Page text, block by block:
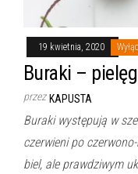
19 kwietnia, 2020
Buraki –
przez KAPUSTA
Buraki występują w
czerwieni po
biel, ale prawdziwym